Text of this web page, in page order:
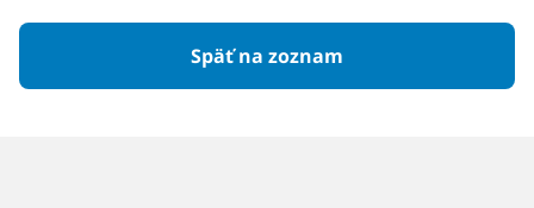
Späť na zoznam